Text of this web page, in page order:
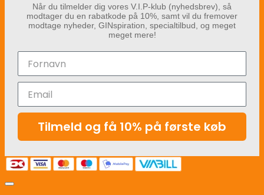
Når du tilmelder dig vores V.I.P-klub (nyhedsbrev), så
modtager du en rabatkode på 10%, samt vil du fremover
modtage nyheder, GINspiration, specialtilbud, og meget
meget mere!
Tilmeld og få 10% på første køb